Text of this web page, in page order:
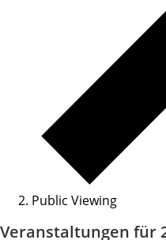
Public Viewing
Veranstaltungen für